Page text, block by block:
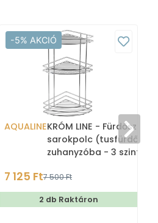
-5% AKCIÓ
AQUALINEKRÓM LINE - Fürdőszobai
sarokpolc
zuhanyzóba - 3 szintes,
7 125 Ft7 500 Ft
2 db Raktáron